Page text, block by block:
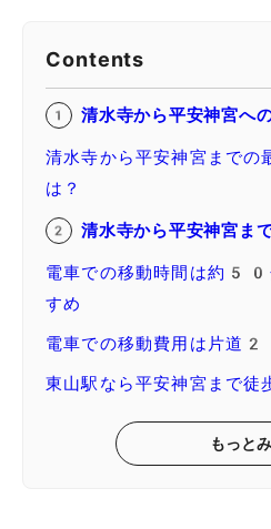
Contents
清水寺から平安神宮へ
清水寺から平安神宮までの
は？
清水寺から平安神宮ま
電車での移動時間は約50
すめ
電車での移動費用は片
東山駅なら平安神宮まで
もっと